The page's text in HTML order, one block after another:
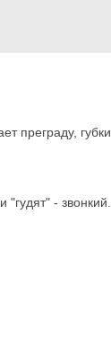
преграду, губки
- звонкий.